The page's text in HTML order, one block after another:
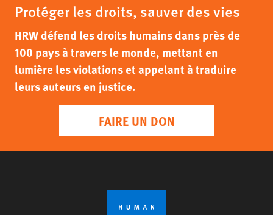
Protéger les droits, sauver des vies
HRW défend les droits humains dans près de
100 pays à travers le monde, mettant en
lumière les violations et appelant à traduire
leurs auteurs en justice.
FAIRE UN DON